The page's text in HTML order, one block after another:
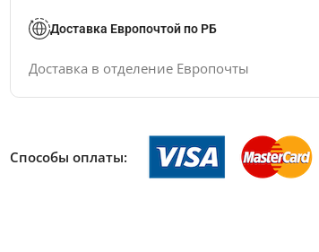
Доставка Европочтой по РБ
Доставка в отделение Европочты
Способы оплаты: